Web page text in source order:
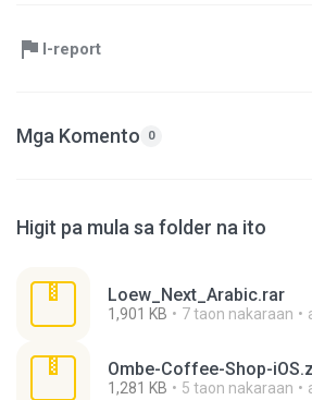
I-report
Mga Komento 0
Higit pa mula sa folder na ito
Loew_Next_Arabic.rar
1,901 KB 7 taon nakaraan
Ombe-Coffee-Shop-
1,281 KB 5 taon nakaraan